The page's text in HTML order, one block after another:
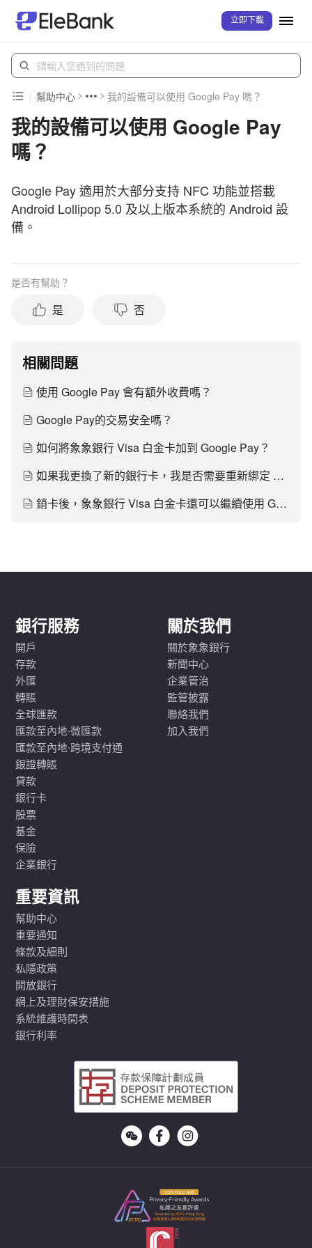
立即下載
幫助中心 我的設備可以使用 Google Pay 嗎？
我的設備可以使用 Google Pay
嗎？
Google Pay 適用於大部分支持 NFC 功能並搭載
Android Lollipop 5.0 及以上版本系統的 Android 設
備。
是否有幫助？
是 否
相關問題
使用 Google Pay 會有額外收費嗎？
Google Pay的交易安全嗎？
如何將象象銀行 Visa 白金卡加到 Google Pay？
如果我更換了新的銀行卡，我是否需要重新綁定 Google Pay ？
銷卡後，象象銀行 Visa 白金卡還可以繼續使用 Google Pay 嗎？
銀行服務
開戶
存款
外匯
轉賬
全球匯款
匯款至內地·微匯款
匯款至內地·跨境支付通
銀證轉賬
貸款
銀行卡
股票
基金
保險
企業銀行
關於我們
關於象象銀行
新聞中心
企業管治
監管披露
聯絡我們
加入我們
重要資訊
幫助中心
重要通知
條款及細則
私隱政策
開放銀行
網上及理財保安措施
系統維護時間表
銀行利率